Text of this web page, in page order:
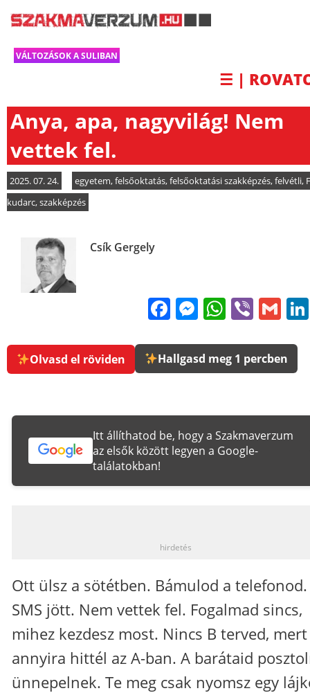
VÁLTOZÁSOK A SULIBAN
☰ |
Anya, apa, nagyvilág! Nem
vettek fel.
2025. 07. 24. egyetem,felsőoktatás,felsőoktatási szakképzés,felvétli,
kudarc,szakképzés
Csík Gergely
FacebookViber
Olvasd el röviden Hallgasd meg 1 percben
Itt állíthatod be, hogy a Szakmaverzum
az elsők között legyen a Google-
találatokban!
hirdetés
Ott ülsz a sötétben. Bámulod a telefonod.
SMS jött. Nem vettek fel. Fogalmad sincs,
mihez kezdesz most. Nincs B terved, mert
annyira hittél az A-ban. A barátaid
ünnepelnek. Te meg csak nyomsz egy